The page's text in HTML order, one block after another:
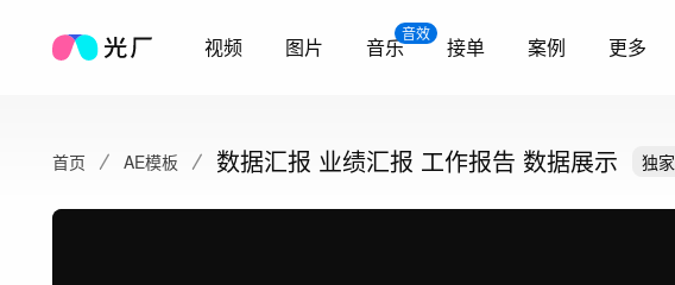
视频 图片
音效
音乐 接单 案例 更多
首页 AE模板 数据汇报 业绩汇报 工作报告 数据展示 独家